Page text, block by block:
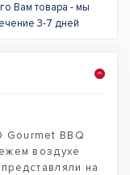
Вам товара - мы
3-7 дней
Gourmet BBQ
воздухе
на